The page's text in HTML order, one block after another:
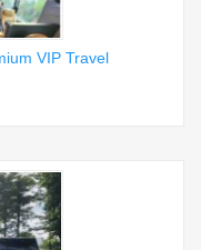
VIP Travel